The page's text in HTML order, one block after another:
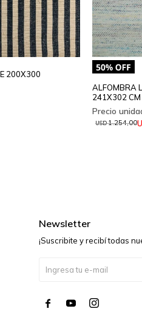
200X300
ALFOMBRA
241X302
USD1.254,00
Newsletter
¡Suscribite y recibí todas
  